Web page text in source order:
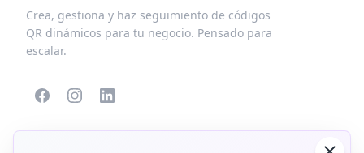
Crea, gestiona y haz seguimiento de códigos
QR dinámicos para tu negocio. Pensado para
escalar.